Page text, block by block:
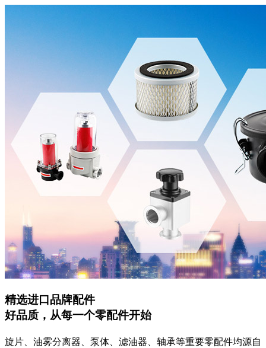
精选进口品牌配件
好品质，从每一个零配件开始
旋片、油雾分离器、泵体、滤油器、轴承等重要零配件均源自